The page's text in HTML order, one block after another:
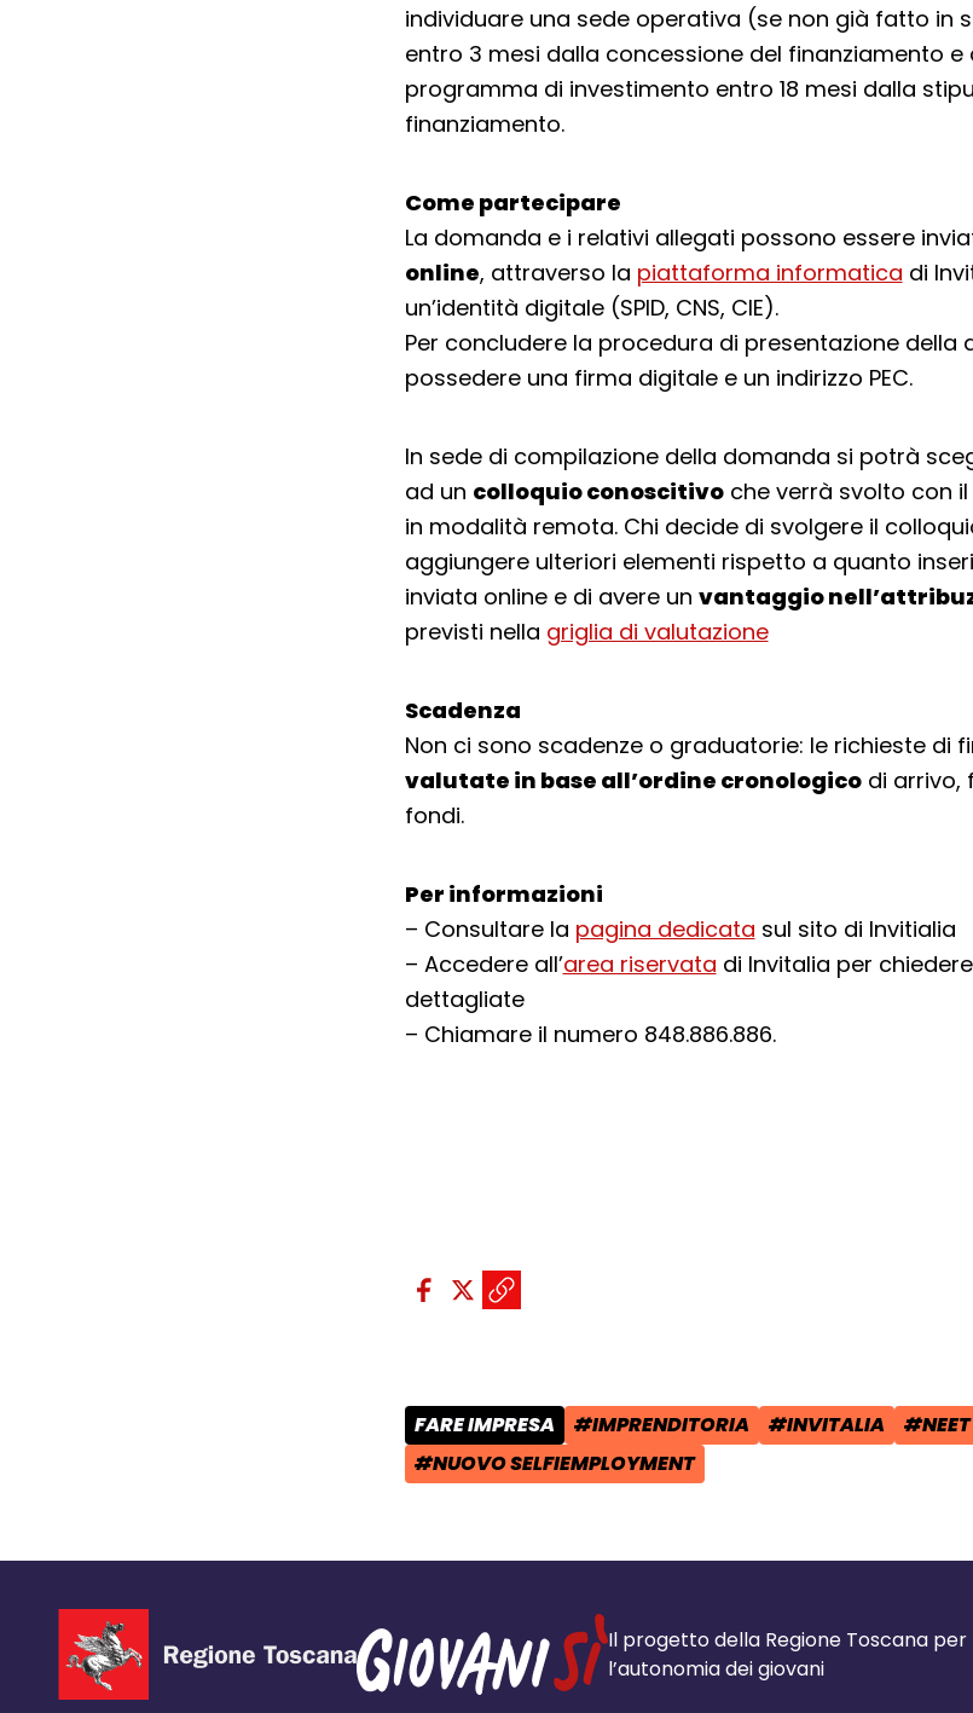
individuare una sede operativa (se non già fatto in
entro 3 mesi dalla concessione del finanziamento
programma di investimento entro 18 mesi dalla
finanziamento.
Come partecipare
La domanda e i relativi allegati possono essere
online, attraverso la piattaforma informatica di
un’identità digitale (SPID, CNS, CIE).
Per concludere la procedura di presentazione della
possedere una firma digitale e un indirizzo PEC.
In sede di compilazione della domanda si potrà
ad un colloquio conoscitivoche verrà svolto con il
in modalità remota. Chi decide di svolgere il
aggiungere ulteriori elementi rispetto a quanto
inviata online e di avere un vantaggio
previsti nella griglia di valutazione
Scadenza
Non ci sono scadenze o graduatorie: le richieste di
valutate in base all’ordine cronologicodi arrivo,
fondi.
Per informazioni
– Consultare la pagina dedicata sul sito di Invitialia
– Accedere all’area riservata di Invitalia per
dettagliate
– Chiamare il numero 848.886.886.
Condividi sui social:
Condividi su Facebook - apre una
Condividi su X - apre una nuova
Copia il link e condividi - apre
CATEGORIA POST:
FARE IMPRESA TAG:
#IMPRENDITORIA TAG:
#INVITALIA TAG:
#NEET
TAG:
#NUOVO SELFIEMPLOYMENT
Il progetto della Regione Toscana per
l’autonomia dei giovani